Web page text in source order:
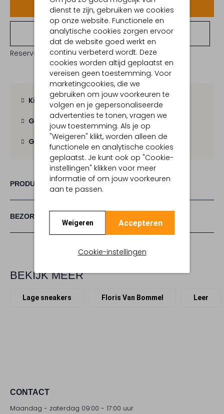
dienst te zijn, gebruiken we cookies
op onze website. Functionele en
analytische cookies zorgen ervoor
dat de website goed werkt en
continu verbeterd wordt. Deze
cookies worden altijd geplaatst en
vereisen geen toestemming. Voor
marketingcookies, die we
gebruiken om jouw voorkeuren te
volgen en je gepersonaliseerde
advertenties te tonen, vragen we
jouw toestemming. Als je op
"Weigeren" klikt, worden alleen de
functionele en analytische cookies
geplaatst. Je kunt ook op "Cookie-
instellingen" klikken voor meer
informatie of om jouw voorkeuren
aan te passen.
Weigeren Accepteren
Cookie-instellingen
Voeg toe
Bekijk winkelvoorraad
Reserveer direct in een van onze 19 boutiques
Kies zelf je bezorgmoment
Gratis verzending vanaf € 100,-
Gratis retour binnen 30 dagen
PRODUCT INFORMATIE
BEZORGEN & RETOURNEREN
BEKIJK MEER
Lage sneakers Floris Van Bommel Leer
CONTACT
Maandag - zaterdag 09:00 - 17:00 uur